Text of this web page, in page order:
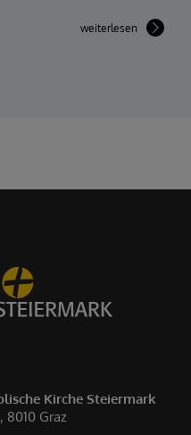
weiterlesen
Kirche Steiermark
8010 Graz